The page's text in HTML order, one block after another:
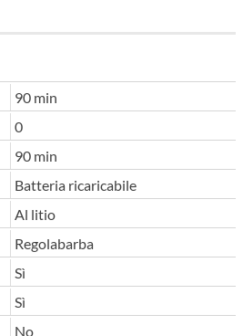
90 min
0
90 min
Batteria ricaricabile
Al litio
Regolabarba
Sì
Sì
No